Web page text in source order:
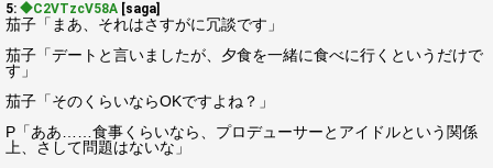
5: ◆C2VTzcV58A [saga]
茄子「まあ、それはさすがに冗談です」
茄子「デートと言いましたが、夕食を一緒に食べに行くというだけで
す」
茄子「そのくらいならOKですよね？」
P「ああ……食事くらいなら、プロデューサーとアイドルという関係
上、さして問題はないな」